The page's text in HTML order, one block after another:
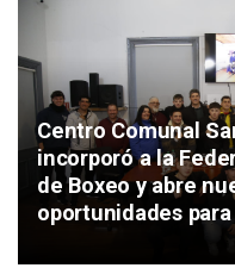
Centro Comunal
incorporó a la
de Boxeo y abre
oportunidades